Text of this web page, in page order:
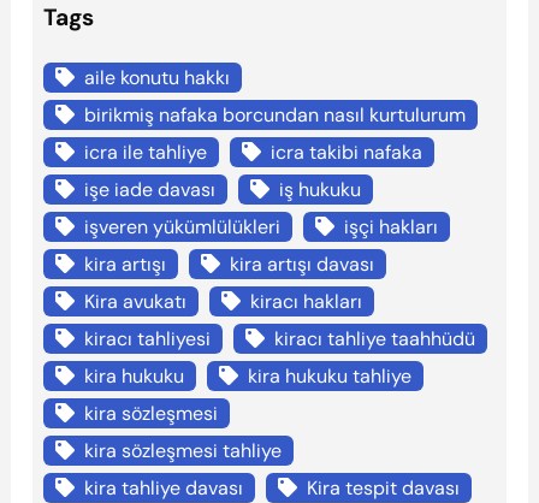
Tags
aile konutu hakkı
birikmiş nafaka borcundan nasıl kurtulurum
icra ile tahliye
icra takibi nafaka
işe iade davası
iş hukuku
işveren yükümlülükleri
işçi hakları
kira artışı
kira artışı davası
Kira avukatı
kiracı hakları
kiracı tahliyesi
kiracı tahliye taahhüdü
kira hukuku
kira hukuku tahliye
kira sözleşmesi
kira sözleşmesi tahliye
kira tahliye davası
Kira tespit davası